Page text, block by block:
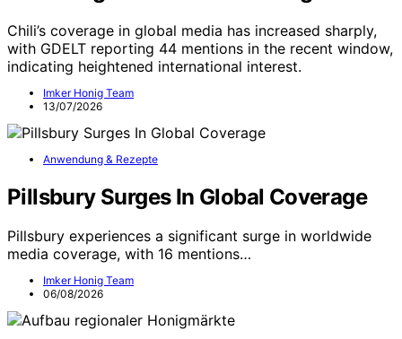
Chili’s coverage in global media has increased sharply,
with GDELT reporting 44 mentions in the recent window,
indicating heightened international interest.
Imker Honig Team
13/07/2026
Anwendung & Rezepte
Pillsbury Surges In Global Coverage
Pillsbury experiences a significant surge in worldwide
media coverage, with 16 mentions…
Imker Honig Team
06/08/2026